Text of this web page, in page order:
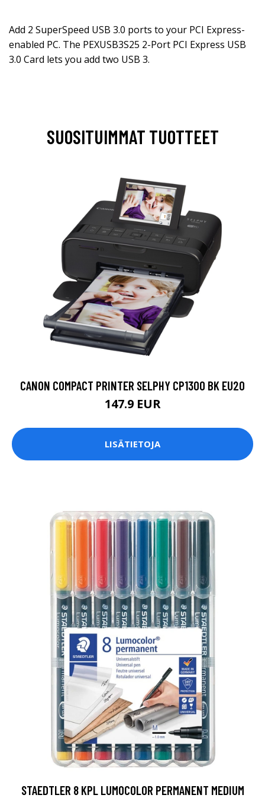
Add 2 SuperSpeed USB 3.0 ports to your PCI Express-
enabled PC. The PEXUSB3S25 2-Port PCI Express USB
3.0 Card lets you add two USB 3.
SUOSITUIMMAT TUOTTEET
CANON COMPACT PRINTER SELPHY CP1300 BK EU20
147.9 EUR
LISÄTIETOJA
STAEDTLER 8 KPL LUMOCOLOR PERMANENT MEDIUM